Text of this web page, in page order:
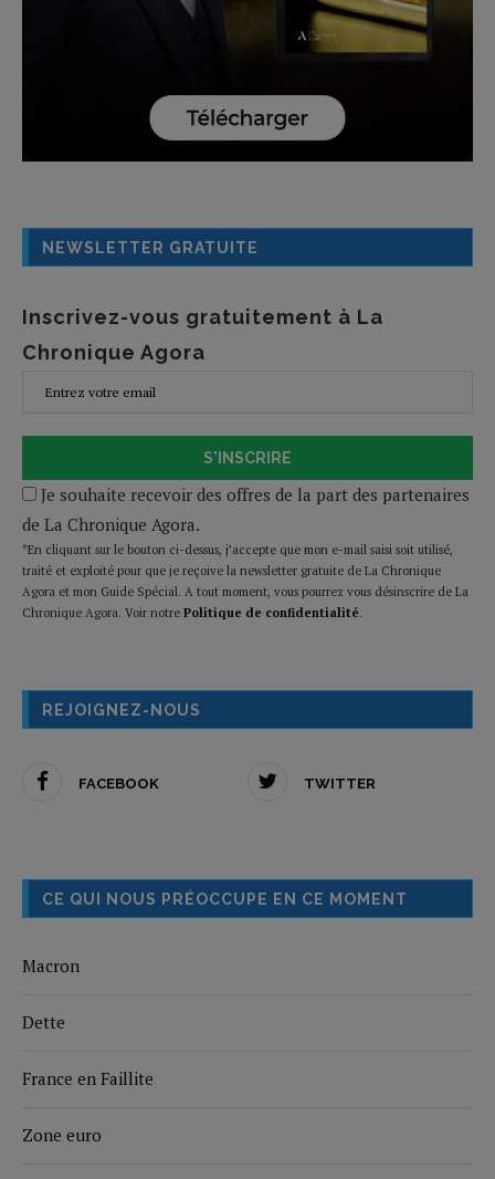
NEWSLETTER GRATUITE
Inscrivez-vous gratuitement à La
Chronique Agora
S'INSCRIRE
Je souhaite recevoir des offres de la part des partenaires
de La Chronique Agora.
*En cliquant sur le bouton ci-dessus, j’accepte que mon e-mail saisi soit utilisé,
traité et exploité pour que je reçoive la newsletter gratuite de La Chronique
Agora et mon Guide Spécial. A tout moment, vous pourrez vous désinscrire de La
Chronique Agora. Voir notre Politique de confidentialité.
REJOIGNEZ-NOUS
FACEBOOK TWITTER
CE QUI NOUS PRÉOCCUPE EN CE MOMENT
Macron
Dette
France en Faillite
Zone euro